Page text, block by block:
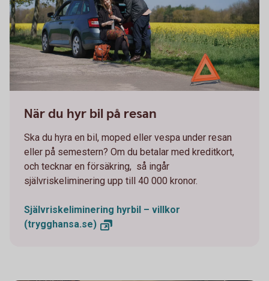
När du hyr bil på resan
Ska du hyra en bil, moped eller vespa under resan
eller på semestern? Om du betalar med kreditkort,
och tecknar en försäkring, så ingår
självriskeliminering upp till 40 000 kronor.
Självriskeliminering hyrbil – villkor
(trygghansa.se)